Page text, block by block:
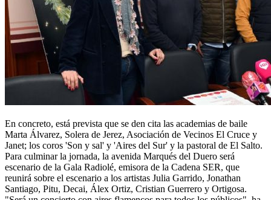
En concreto, está prevista que se den cita las academias de baile
Marta Álvarez, Solera de Jerez, Asociación de Vecinos El Cruce y
Janet; los coros 'Son y sal' y 'Aires del Sur' y la pastoral de El Salto.
Para culminar la jornada, la avenida Marqués del Duero será
escenario de la Gala Radiolé, emisora de la Cadena SER, que
reunirá sobre el escenario a los artistas Julia Garrido, Jonathan
Santiago, Pitu, Decai, Álex Ortiz, Cristian Guerrero y Ortigosa.